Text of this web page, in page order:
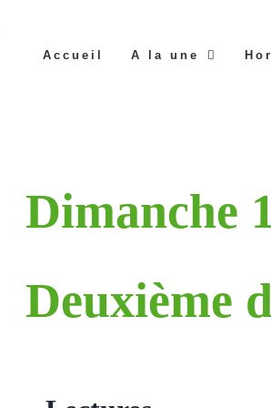
Accueil A la une
Dimanche
Deuxième